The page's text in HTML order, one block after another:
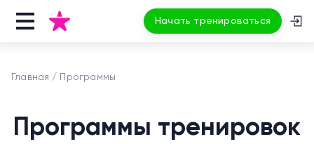
Начать тренироваться
Главная Программы
Программы тренировок